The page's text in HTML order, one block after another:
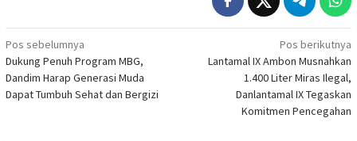
Navigasi
pos
Pos sebelumnya
Dukung Penuh Program MBG,
Dandim Harap Generasi Muda
Dapat Tumbuh Sehat dan Bergizi
Pos berikutnya
Lantamal IX Ambon Musnahkan
1.400 Liter Miras Ilegal,
Danlantamal IX Tegaskan
Komitmen Pencegahan